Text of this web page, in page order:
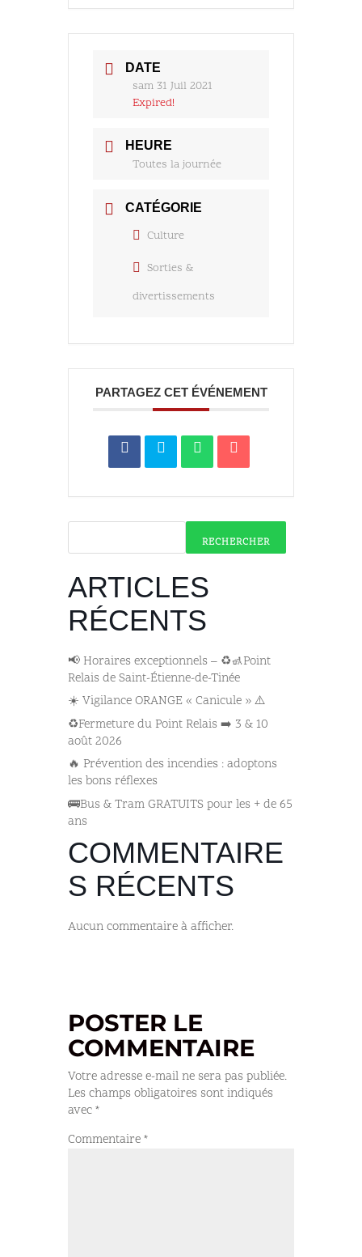
DATE
sam 31 Juil 2021
Expired!
HEURE
Toutes la journée
CATÉGORIE
Culture
Sorties &
divertissements
PARTAGEZ CET ÉVÉNEMENT
RECHERCHER
ARTICLES
RÉCENTS
📢 Horaires exceptionnels – ♻️🚮Point
Relais de Saint-Étienne-de-Tinée
☀️ Vigilance ORANGE « Canicule » ⚠️
♻️Fermeture du Point Relais ➡️​ 3 & 10
août 2026
🔥 Prévention des incendies : adoptons
les bons réflexes
🚌​Bus & Tram GRATUITS pour les + de 65
ans
COMMENTAIRE
S RÉCENTS
Aucun commentaire à afficher.
POSTER LE
COMMENTAIRE
Votre adresse e-mail ne sera pas publiée.
Les champs obligatoires sont indiqués
avec*
Commentaire*